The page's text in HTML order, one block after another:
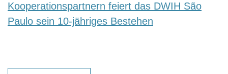
Kooperationspartnern feiert das DWIH São
Paulo sein 10-jähriges Bestehen